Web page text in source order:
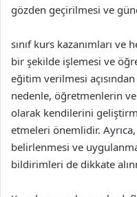
gözden geçirilmesi ve
sınıf kurs kazanımları ve
bir şekilde işlemesi ve
eğitim verilmesi
nedenle, öğretmenlerin
olarak kendilerini
etmeleri önemlidir.
belirlenmesi ve
bildirimleri de dikkate